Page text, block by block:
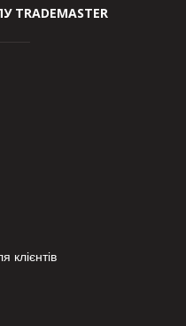
TRADEMASTER
клієнтів